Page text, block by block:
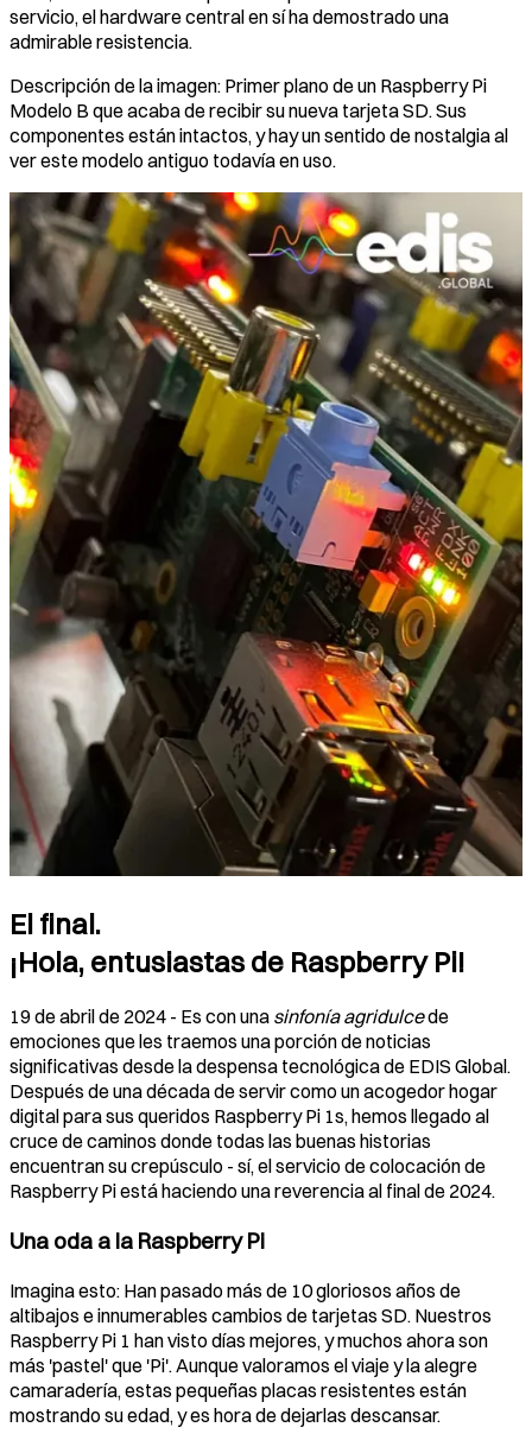
servicio, el hardware central en sí ha demostrado una
admirable resistencia.
Descripción de la imagen: Primer plano de un Raspberry Pi
Modelo B que acaba de recibir su nueva tarjeta SD. Sus
componentes están intactos, y hay un sentido de nostalgia al
ver este modelo antiguo todavía en uso.
El final.
¡Hola, entusiastas de Raspberry Pi!
19 de abril de 2024 - Es con una sinfonía agridulcede
emociones que les traemos una porción de noticias
significativas desde la despensa tecnológica de EDIS Global.
Después de una década de servir como un acogedor hogar
digital para sus queridos Raspberry Pi 1s, hemos llegado al
cruce de caminos donde todas las buenas historias
encuentran su crepúsculo - sí, el servicio de colocación de
Raspberry Pi está haciendo una reverencia al final de 2024.
Una oda a la Raspberry Pi
Imagina esto: Han pasado más de 10 gloriosos años de
altibajos e innumerables cambios de tarjetas SD. Nuestros
Raspberry Pi 1 han visto días mejores, y muchos ahora son
más 'pastel' que 'Pi'. Aunque valoramos el viaje y la alegre
camaradería, estas pequeñas placas resistentes están
mostrando su edad, y es hora de dejarlas descansar.